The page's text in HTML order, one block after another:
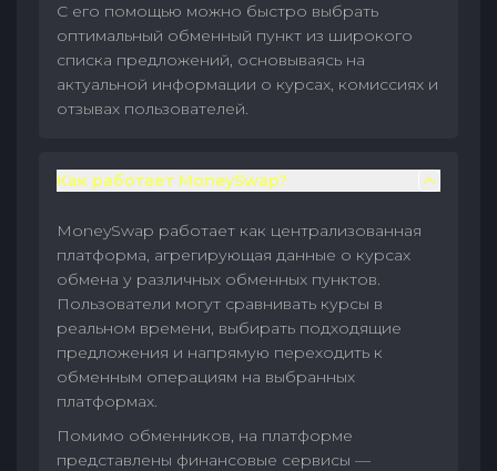
С его помощью можно быстро выбрать
оптимальный обменный пункт из широкого
списка предложений, основываясь на
актуальной информации о курсах, комиссиях и
отзывах пользователей.
Как работает MoneySwap?
MoneySwap работает как централизованная
платформа, агрегирующая данные о курсах
обмена у различных обменных пунктов.
Пользователи могут сравнивать курсы в
реальном времени, выбирать подходящие
предложения и напрямую переходить к
обменным операциям на выбранных
платформах.
Помимо обменников, на платформе
представлены финансовые сервисы —